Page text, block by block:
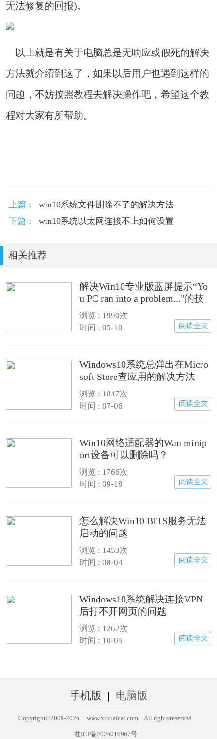
无法修复的回报)。
以上就是有关于电脑总是无响应或假死的解决
方法就介绍到这了，如果以后用户也遇到这样的
问题，不妨按照教程去解决操作吧，希望这个教
程对大家有所帮助。
上篇 :
win10系统文件删除不了的解决方法
下篇 :
win10系统以太网连接不上如何设置
相关推荐
解决Win10专业版蓝屏提示“Yo
u PC ran into a problem..."的技
巧
浏览 : 1990次
时间 : 05-10
Windows10系统总弹出在Micro
soft Store查应用的解决方法
浏览 : 1847次
时间 : 07-06
Win10网络适配器的Wan minip
ort设备可以删除吗？
浏览 : 1766次
时间 : 09-18
怎么解决Win10 BITS服务无法
启动的问题
浏览 : 1453次
时间 : 08-04
Windows10系统解决连接VPN
后打不开网页的问题
浏览 : 1262次
时间 : 10-05
手机版 | 电脑版
Copyright©2009-2026 www.xinbaicai.com All rights reserved.
桂ICP备2026016967号